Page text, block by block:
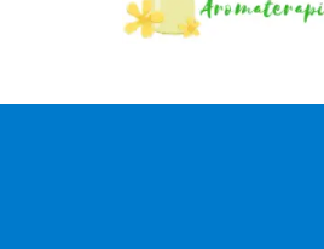
Aromaterapia